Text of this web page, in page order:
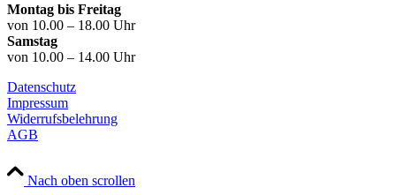
Montag bis Freitag
von 10.00 – 18.00 Uhr
Samstag
von 10.00 – 14.00 Uhr
Datenschutz
Impressum
Widerrufsbelehrung
AGB
Nach oben scrollen